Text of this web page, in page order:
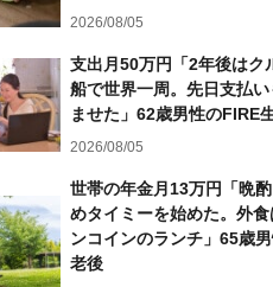
2026/08/05
支出月50万円「2年後はク
船で世界一周。先日支払い
ませた」62歳男性のFIRE
2026/08/05
世帯の年金月13万円「晩
めタイミーを始めた。外食
ンコインのランチ」65歳
老後